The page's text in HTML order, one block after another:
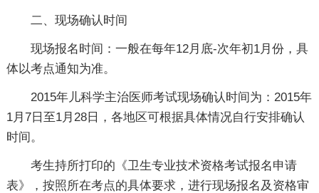
二、现场确认时间
现场报名时间：一般在每年12月底-次年初1月份，具
体以考点通知为准。
2015年儿科学主治医师考试现场确认时间为：2015年
1月7日至1月28日，各地区可根据具体情况自行安排确认
时间。
考生持所打印的《卫生专业技术资格考试报名申请
表》，按照所在考点的具体要求，进行现场报名及资格审